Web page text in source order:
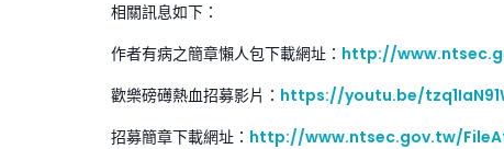
相關訊息如下：
作者有病之簡章懶人包下載網址： http://
歡樂磅礡熱血招募影片： https://youtu.be/
招募簡章下載網址： http://www.ntsec.gov.tw/